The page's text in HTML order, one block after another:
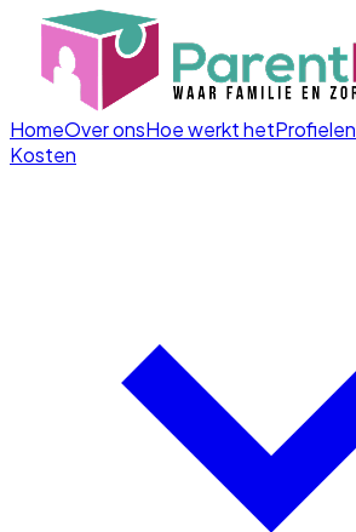
HomeOver onsHoe werkt hetProfielen
Kosten